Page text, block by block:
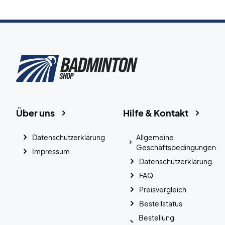
Hilfe & Kontakt
Allgemeine
Geschäftsbedingungen
Datenschutzerklärung
FAQ
Preisvergleich
Bestellstatus
Bestellung
Über uns
Datenschutzerklärung
Impressum